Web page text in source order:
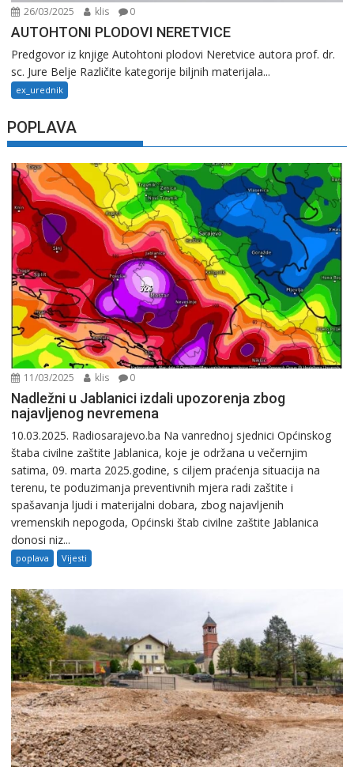
26/03/2025 klis 0
AUTOHTONI PLODOVI NERETVICE
Predgovor iz knjige Autohtoni plodovi Neretvice autora prof. dr.
sc. Jure Belje Različite kategorije biljnih materijala...
ex_urednik
POPLAVA
11/03/2025 klis 0
Nadležni u Jablanici izdali upozorenja zbog
najavljenog nevremena
10.03.2025. Radiosarajevo.ba Na vanrednoj sjednici Općinskog
štaba civilne zaštite Jablanica, koje je održana u večernjim
satima, 09. marta 2025.godine, s ciljem praćenja situacija na
terenu, te poduzimanja preventivnih mjera radi zaštite i
spašavanja ljudi i materijalni dobara, zbog najavljenih
vremenskih nepogoda, Općinski štab civilne zaštite Jablanica
donosi niz...
poplava Vijesti